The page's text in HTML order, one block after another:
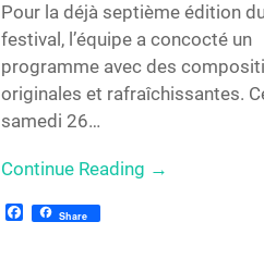
Pour la déjà septième édition
festival, l’équipe a concocté un
programme avec des
originales et rafraîchissantes.
samedi 26…
Continue Reading →
Facebook
Share